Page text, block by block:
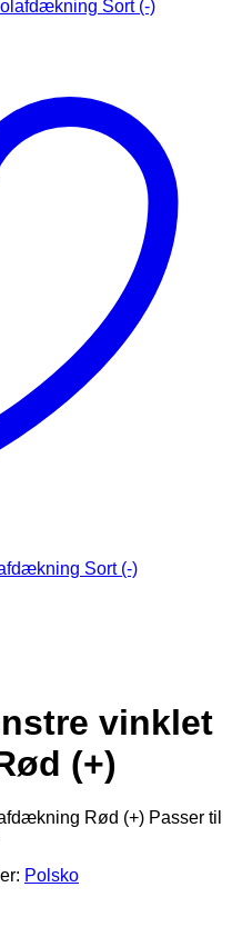
Sort (-)
vinklet
(+)
Rød (+) Passer til
Polsko